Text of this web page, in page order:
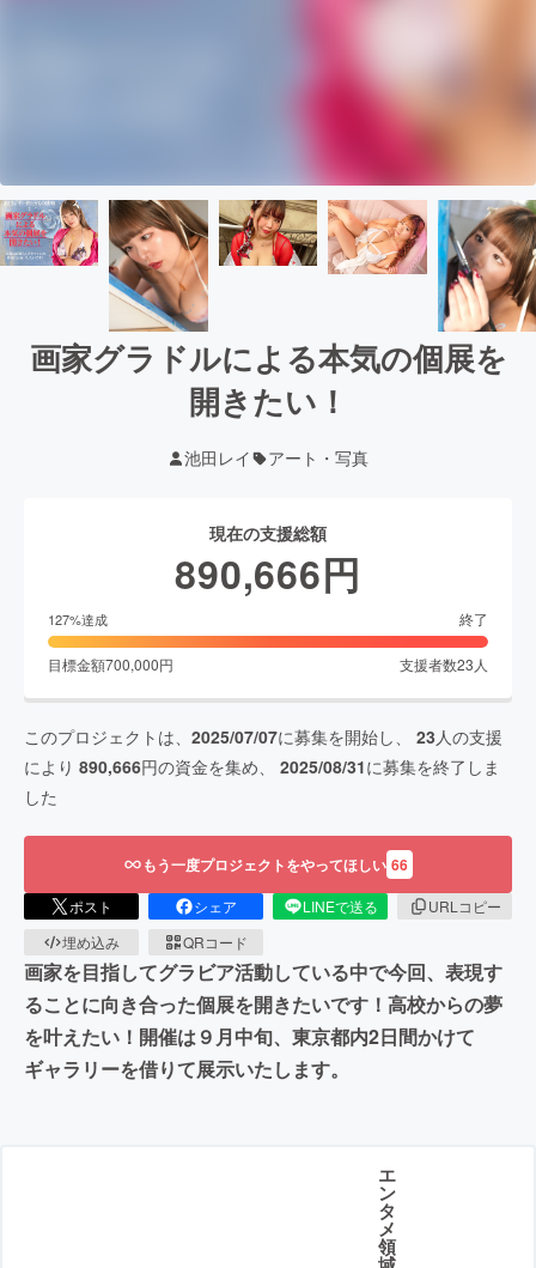
画家グラドルによる本気の個展を
開きたい！
池田レイ アート・写真
現在の支援総額
890,666円
127%達成 終了
目標金額700,000円 支援者数23 人
このプロジェクトは、 2025/07/07に募集を開始し、 23人の支援
により 890,666円の資金を集め、 2025/08/31に募集を終了しま
した
もう一度プロジェクトをやってほしい 66
ポスト シェア LINEで送る
URLコピー
埋め込み
QRコード
画家を目指してグラビア活動している中で今回、表現す
ることに向き合った個展を開きたいです！高校からの夢
を叶えたい！開催は９月中旬、東京都内2日間かけて
ギャラリーを借りて展示いたします。
エ
ン
タ
メ
領